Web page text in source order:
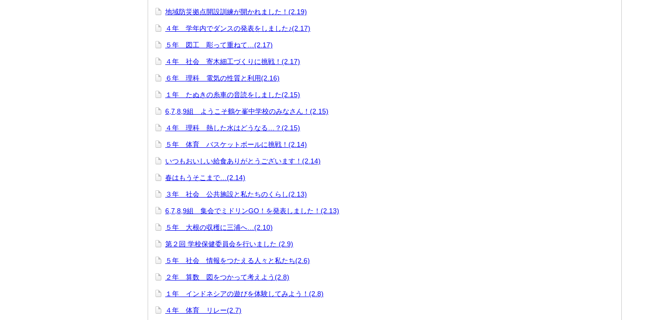
地域防災拠点開設訓練が開かれました！(2.19)
４年 学年内でダンスの発表をしました♪(2.17)
５年 図工 彫って重ねて…(2.17)
４年 社会 寄木細工づくりに挑戦！(2.17)
６年 理科 電気の性質と利用(2.16)
１年 たぬきの糸車の音読をしました(2.15)
6,7,8,9組 ようこそ鶴ケ峯中学校のみなさん！(2.15)
４年 理科 熱した水はどうなる…？(2.15)
５年 体育 バスケットボールに挑戦！(2.14)
いつもおいしい給食ありがとうございます！(2.14)
春はもうそこまで…(2.14)
３年 社会 公共施設と私たちのくらし(2.13)
6,7,8,9組 集会でミドリンGO！を発表しました！(2.13)
５年 大根の収穫に三浦へ…(2.10)
第２回 学校保健委員会を行いました (2.9)
５年 社会 情報をつたえる人々と私たち(2.6)
２年 算数 図をつかって考えよう(2.8)
１年 インドネシアの遊びを体験してみよう！(2.8)
４年 体育 リレー(2.7)